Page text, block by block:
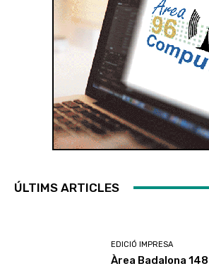
ÚLTIMS ARTICLES
EDICIÓ IMPRESA
Àrea Badalona